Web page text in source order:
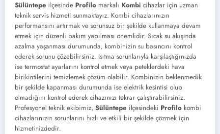
Sülüntepe ilçesinde Profilo markalı Kombi cihazlar için uzman
teknik servis hizmeti sunmaktayız. Kombi cihazlarınızın
performansını artırmak ve sorunsuz bir şekilde kullanmaya devam
etmek için düzenli bakım yapılması önemlidir. Sıcak su akışında
azalma yaşanması durumunda, kombinizin su basıncını kontrol
ederek sorunu çözebilirsiniz. Isıtma sorunlarıyla karşılaştığınızda
ise termostat ayarlarını kontrol etmek veya peteklerdeki hava
birikintilerini temizlemek çözüm olabilir. Kombinizin beklenmedik
bir şekilde kapanması durumunda ise elektrik kesintisi olup
olmadığını kontrol ederek cihazınızı tekrar çalıştırabilirsiniz.
Profesyonel teknik ekibimiz, Sülüntepe ilçesindeki Profilo kombi
cihazlarınızın sorunlarını hızlı ve etkili bir şekilde çözmek için
hizmetinizdedir.